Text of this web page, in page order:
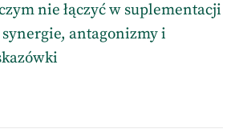
nie łączyć w suplementacji
antagonizmy i